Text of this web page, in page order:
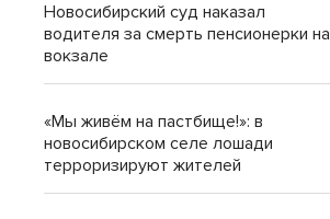
Новосибирский суд наказал
водителя за смерть пенсионерки на
вокзале
«Мы живём на пастбище!»: в
новосибирском селе лошади
терроризируют жителей